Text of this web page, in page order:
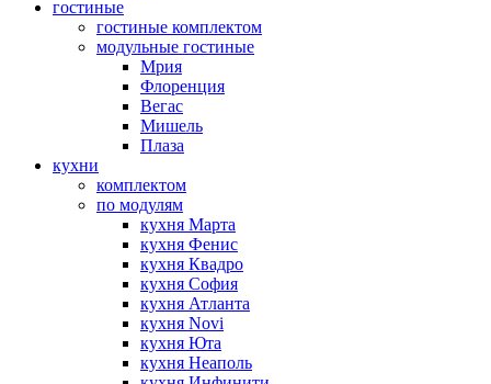
гостиные
гостиные комплектом
модульные гостиные
Мрия
Флоренция
Вегас
Мишель
Плаза
кухни
комплектом
по модулям
кухня Марта
кухня Фенис
кухня Квадро
кухня София
кухня Атланта
кухня Novi
кухня Юта
кухня Неаполь